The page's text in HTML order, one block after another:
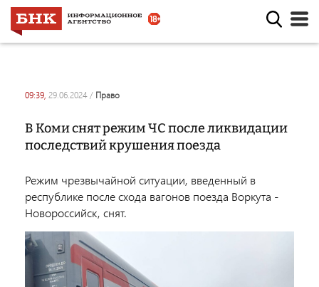
09:39, 29.06.2024 / право
В Коми снят режим ЧС после ликвидации
последствий крушения поезда
Режим чрезвычайной ситуации, введенный в
республике после схода вагонов поезда Воркута -
Новороссийск, снят.